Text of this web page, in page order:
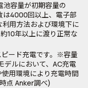
容量が初期容量の
は4000回以上、電子部
用方法および環境下に
10年以上に渡り正常な
ード充電です。※容量
ルにおいて、AC充電
用環境により充電時間
点 Anker調べ)